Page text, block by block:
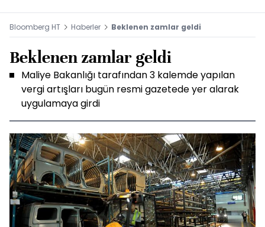
Bloomberg HT Haberler Beklenen zamlar geldi
Beklenen zamlar geldi
Maliye Bakanlığı tarafından 3 kalemde yapılan
vergi artışları bugün resmi gazetede yer alarak
uygulamaya girdi